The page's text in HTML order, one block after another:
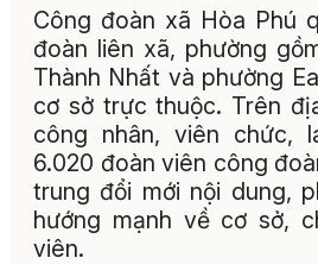
Công đoàn xã Hòa Phú
đoàn liên xã, phường
Thành Nhất và phường
cơ sở trực thuộc. Trên
công nhân, viên chức,
6.020 đoàn viên công
trung đổi mới nội dung,
hướng mạnh về cơ sở,
viên.